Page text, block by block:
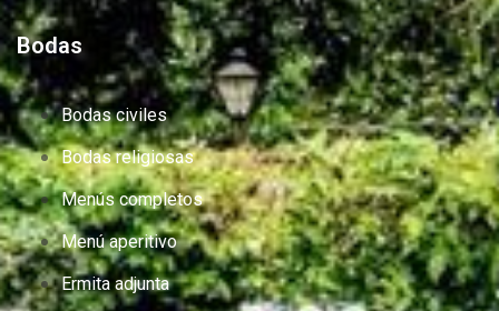
Bodas
Bodas civiles
Bodas religiosas
Menús completos
Menú aperitivo
Ermita adjunta